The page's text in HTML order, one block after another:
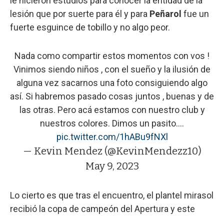
lesión que por suerte para él y para Peñarol fue un
fuerte esguince de tobillo y no algo peor.
Nada como compartir estos momentos con vos !
Vinimos siendo niños , con el sueño y la ilusión de
alguna vez sacarnos una foto consiguiendo algo
así. Si habremos pasado cosas juntos , buenas y de
las otras. Pero acá estamos con nuestro club y
nuestros colores. Dimos un pasito.…
pic.twitter.com/1hABu9fNXl
— Kevin Mendez (@KevinMendezz10)
May 9, 2023
Lo cierto es que tras el encuentro, el plantel mirasol
recibió la copa de campeón del Apertura y este